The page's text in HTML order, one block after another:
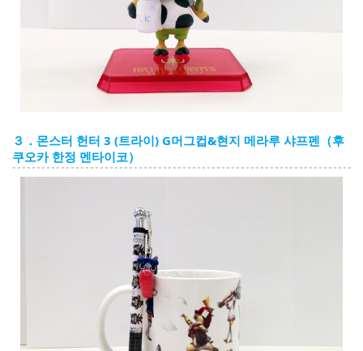
３．몬스터 헌터 3 (트라이) G머그컵&현지 메라루 샤프펜（후
쿠오카 한정 멘타이코）